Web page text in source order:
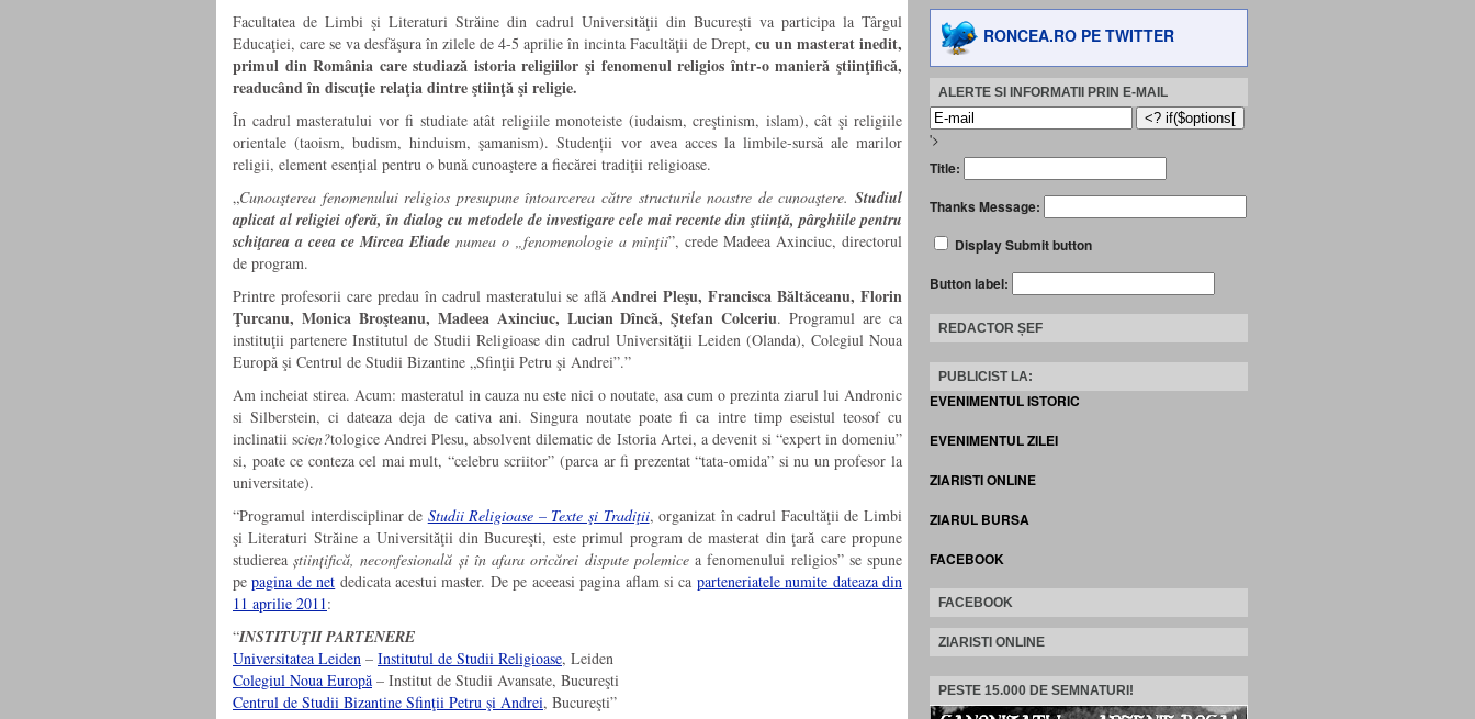
Facultatea de Limbi şi Literaturi Străine din cadrul Universităţii din Bucureşti va participa la Târgul
Educaţiei, care se va desfăşura în zilele de 4-5 aprilie în incinta Facultăţii de Drept, cu un masterat inedit,
primul din România care studiază istoria religiilor şi fenomenul religios într-o manieră ştiinţifică,
readucând în discuţie relaţia dintre ştiinţă şi religie.
În cadrul masteratului vor fi studiate atât religiile monoteiste (iudaism, creştinism, islam), cât şi religiile
orientale (taoism, budism, hinduism, şamanism). Studenții vor avea acces la limbile-sursă ale marilor
religii, element esenţial pentru o bună cunoaştere a fiecărei tradiţii religioase.
„Cunoaşterea fenomenului religios presupune întoarcerea către structurile noastre de cunoaştere. Studiul
aplicat al religiei oferă, în dialog cu metodele de investigare cele mai recente din ştiinţă, pârghiile pentru
schiţarea a ceea ce Mircea Eliade numea o „fenomenologie a minţii”, crede Madeea Axinciuc, directorul
de program.
Printre profesorii care predau în cadrul masteratului se aflăAndrei Pleşu, Francisca Băltăceanu, Florin
Ţurcanu, Monica Broşteanu, Madeea Axinciuc, Lucian Dîncă, Ştefan Colceriu. Programul are ca
instituţii partenere Institutul de Studii Religioase din cadrul Universităţii Leiden (Olanda), Colegiul Noua
Europă şi Centrul de Studii Bizantine „Sfinţii Petru şi Andrei”.”
Am incheiat stirea. Acum: masteratul in cauza nu este nici o noutate, asa cum o prezinta ziarul lui Andronic
si Silberstein, ci dateaza deja de cativa ani. Singura noutate poate fi ca intre timp eseistul teosof cu
inclinatii scien?tologice Andrei Plesu, absolvent dilematic de Istoria Artei, a devenit si “expert in domeniu”
si, poate ce conteza cel mai mult, “celebru scriitor” (parca ar fi prezentat “tata-omida” si nu un profesor la
universitate).
“Programul interdisciplinar de Studii Religioase – Texte şi Tradiţii, organizat în cadrul Facultăţii de Limbi
şi Literaturi Străine a Universităţii din Bucureşti, este primul program de masterat din ţară care propune
studiereaștiințifică, neconfesională și în afara oricărei dispute polemicea fenomenului religios” se spune
pepagina de net dedicata acestui master. De pe aceeasi pagina aflam si ca parteneriatele numite dateaza din
11 aprilie 2011:
“INSTITUŢII PARTENERE
Universitatea Leiden – Institutul de Studii Religioase, Leiden
Colegiul Noua Europă – Institut de Studii Avansate, Bucureşti
Centrul de Studii Bizantine Sfinţii Petru şi Andrei, Bucureşti”
RONCEA.RO PE TWITTER
ALERTE SI INFORMATII PRIN E-MAIL
'>
Title:
Thanks Message:
Display Submit button
Button label:
REDACTOR ȘEF
PUBLICIST LA:
EVENIMENTUL ISTORIC
EVENIMENTUL ZILEI
ZIARISTI ONLINE
ZIARUL BURSA
FACEBOOK
FACEBOOK
ZIARISTI ONLINE
PESTE 15.000 DE SEMNATURI!